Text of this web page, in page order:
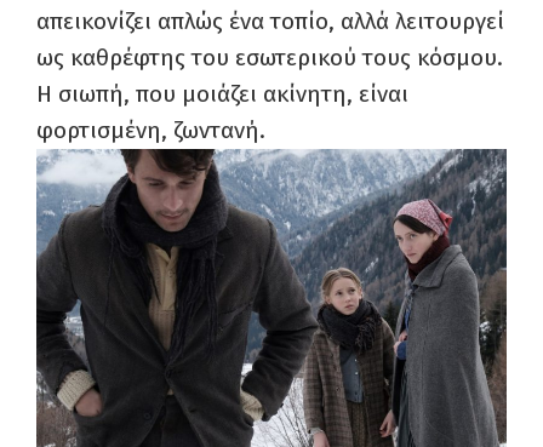
απεικονίζει απλώς ένα τοπίο, αλλά λειτουργεί
ως καθρέφτης του εσωτερικού τους κόσμου.
Η σιωπή, που μοιάζει ακίνητη, είναι
φορτισμένη, ζωντανή.